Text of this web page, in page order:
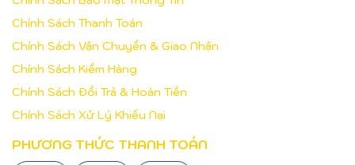
Chính Sách Thanh Toán
Chính Sách Vận Chuyển & Giao Nhận
Chính Sách Kiểm Hàng
Chính Sách Đổi Trả & Hoàn Tiền
Chính Sách Xử Lý Khiếu Nại
PHƯƠNG THỨC THANH TOÁN